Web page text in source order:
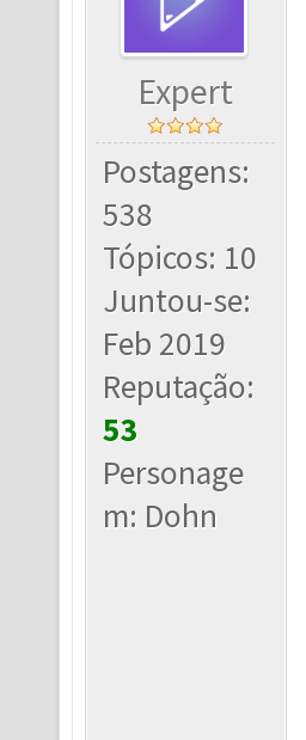
Expert
Postagens:
538
Tópicos: 10
Juntou-se:
Feb 2019
Reputação:
53
Personage
m: Dohn